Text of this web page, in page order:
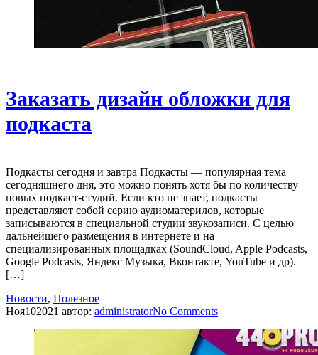
Заказать дизайн обложки для
подкаста
Подкасты сегодня и завтра Подкасты — популярная тема
сегодняшнего дня, это можно понять хотя бы по количеству
новых подкаст-студий. Если кто не знает, подкасты
представляют собой серию аудиоматерилов, которые
записываются в специальной студии звукозаписи. С целью
дальнейшего размещения в интернете и на
специализированных площадках (SoundCloud, Apple Podcasts,
Google Podcasts, Яндекс Музыка, Вконтакте, YouTube и др).
[…]
Новости, Полезное
Ноя102021 автор: administratorNo Comments